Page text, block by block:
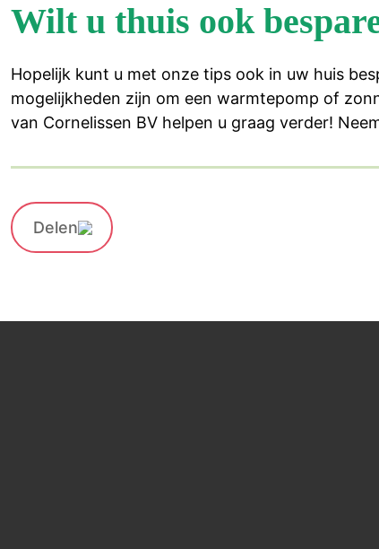
Wilt u thuis ook
Hopelijk kunt u met onze tips ook in uw huis
mogelijkheden zijn om een warmtepomp of
van Cornelissen BV helpen u graag verder!
Delen